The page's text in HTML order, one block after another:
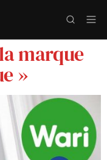
marque
»